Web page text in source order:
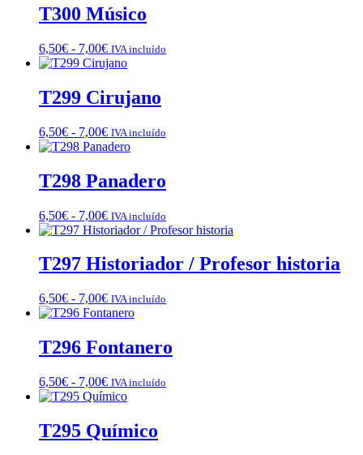
desde
6,50€
7,00€
T300 Músico
6,50€ - 7,00€Rango
de
desde
6,50€
7,00€
IVA incluído
T299 Cirujano
6,50€ - 7,00€Rango
de
desde
6,50€
7,00€
IVA incluído
T298 Panadero
6,50€ - 7,00€Rango
de
desde
6,50€
7,00€
IVA incluído
T297 Historiador / Profesor historia
6,50€ - 7,00€Rango
de
desde
6,50€
7,00€
IVA incluído
T296 Fontanero
6,50€ - 7,00€Rango
de
desde
6,50€
IVA incluído
T295 Químico